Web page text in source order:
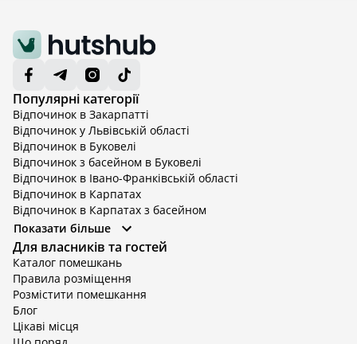
Популярні категорії
Відпочинок в Закарпатті
Відпочинок у Львівській області
Відпочинок в Буковелі
Відпочинок з басейном в Буковелі
Відпочинок в Івано-Франківській області
Відпочинок в Карпатах
Відпочинок в Карпатах з басейном
Відпочинок в Київській області
Відпочинок в Київській області з басейном
Відпочинок в Тернопільській області
Відпочинок у Вінницькій області
Відпочинок в Яремче
Відпочинок у Львівській області з басейном
Відпочинок з басейном в Тернопільській області
Показати більше
Для власників та гостей
Каталог помешкань
Правила розміщення
Розмістити помешкання
Блог
Цікаві місця